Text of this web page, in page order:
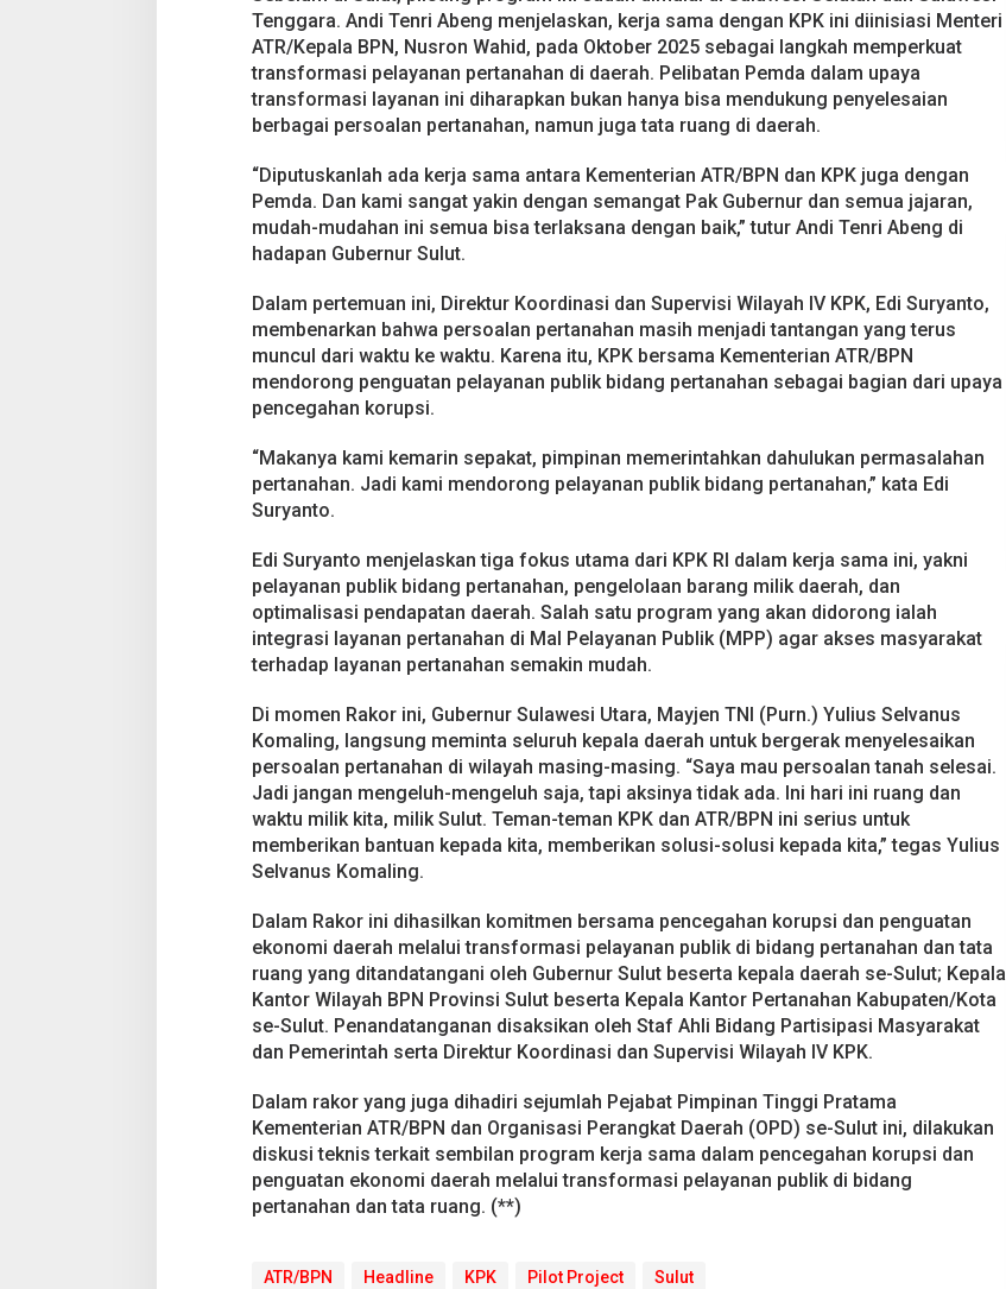
e
h
A
R
/
P
N
a
n
P
K
Tenggara. Andi Tenri Abeng menjelaskan, kerja sama dengan KPK ini diinisiasi Menteri
ATR/Kepala BPN, Nusron Wahid, pada Oktober 2025 sebagai langkah memperkuat
transformasi pelayanan pertanahan di daerah. Pelibatan Pemda dalam upaya
transformasi layanan ini diharapkan bukan hanya bisa mendukung penyelesaian
berbagai persoalan pertanahan, namun juga tata ruang di daerah.
“Diputuskanlah ada kerja sama antara Kementerian ATR/BPN dan KPK juga dengan
Pemda. Dan kami sangat yakin dengan semangat Pak Gubernur dan semua jajaran,
mudah-mudahan ini semua bisa terlaksana dengan baik,” tutur Andi Tenri Abeng di
hadapan Gubernur Sulut.
Dalam pertemuan ini, Direktur Koordinasi dan Supervisi Wilayah IV KPK, Edi Suryanto,
membenarkan bahwa persoalan pertanahan masih menjadi tantangan yang terus
muncul dari waktu ke waktu. Karena itu, KPK bersama Kementerian ATR/BPN
mendorong penguatan pelayanan publik bidang pertanahan sebagai bagian dari upaya
pencegahan korupsi.
“Makanya kami kemarin sepakat, pimpinan memerintahkan dahulukan permasalahan
pertanahan. Jadi kami mendorong pelayanan publik bidang pertanahan,” kata Edi
Suryanto.
Edi Suryanto menjelaskan tiga fokus utama dari KPK RI dalam kerja sama ini, yakni
pelayanan publik bidang pertanahan, pengelolaan barang milik daerah, dan
optimalisasi pendapatan daerah. Salah satu program yang akan didorong ialah
integrasi layanan pertanahan di Mal Pelayanan Publik (MPP) agar akses masyarakat
terhadap layanan pertanahan semakin mudah.
Di momen Rakor ini, Gubernur Sulawesi Utara, Mayjen TNI (Purn.) Yulius Selvanus
Komaling, langsung meminta seluruh kepala daerah untuk bergerak menyelesaikan
persoalan pertanahan di wilayah masing-masing. “Saya mau persoalan tanah selesai.
Jadi jangan mengeluh-mengeluh saja, tapi aksinya tidak ada. Ini hari ini ruang dan
waktu milik kita, milik Sulut. Teman-teman KPK dan ATR/BPN ini serius untuk
memberikan bantuan kepada kita, memberikan solusi-solusi kepada kita,” tegas Yulius
Selvanus Komaling.
Dalam Rakor ini dihasilkan komitmen bersama pencegahan korupsi dan penguatan
ekonomi daerah melalui transformasi pelayanan publik di bidang pertanahan dan tata
ruang yang ditandatangani oleh Gubernur Sulut beserta kepala daerah se-Sulut; Kepala
Kantor Wilayah BPN Provinsi Sulut beserta Kepala Kantor Pertanahan Kabupaten/Kota
se-Sulut. Penandatanganan disaksikan oleh Staf Ahli Bidang Partisipasi Masyarakat
dan Pemerintah serta Direktur Koordinasi dan Supervisi Wilayah IV KPK.
Dalam rakor yang juga dihadiri sejumlah Pejabat Pimpinan Tinggi Pratama
Kementerian ATR/BPN dan Organisasi Perangkat Daerah (OPD) se-Sulut ini, dilakukan
diskusi teknis terkait sembilan program kerja sama dalam pencegahan korupsi dan
penguatan ekonomi daerah melalui transformasi pelayanan publik di bidang
pertanahan dan tata ruang. (**)
ATR/BPN Headline KPK Pilot Project
Sulut